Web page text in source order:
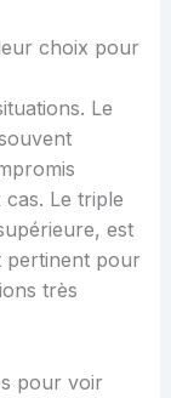
choix pour
Le
Le triple
est
pertinent pour
très
pour voir